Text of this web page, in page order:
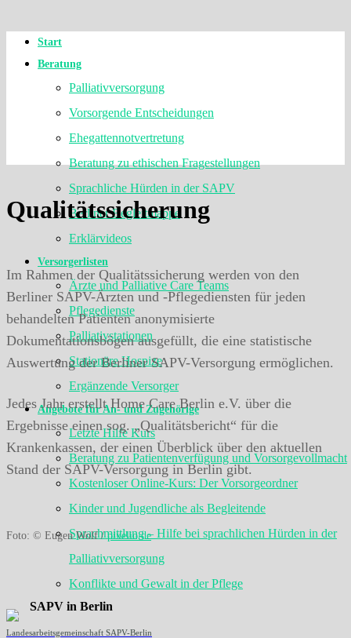
Start
Beratung
Palliativversorgung
Vorsorgende Entscheidungen
Ehegattennotvertretung
Beratung zu ethischen Fragestellungen
Sprachliche Hürden in der SAPV
Berliner Begleitmappe
Erklärvideos
Versorgerlisten
Ärzte und Palliative Care Teams
Pflegedienste
Palliativstationen
Stationäre Hospize
Ergänzende Versorger
Angebote für An- und Zugehörige
Letzte Hilfe Kurs
Beratung zu Patientenverfügung und Vorsorgevollmacht
Kostenloser Online-Kurs: Der Vorsorgeordner
Kinder und Jugendliche als Begleitende
Sprachmittlung – Hilfe bei sprachlichen Hürden in der
Palliativversorgung
Konflikte und Gewalt in der Pflege
Landesarbeitsgemeinschaft SAPV-Berlin
Qualitätssicherung
Im Rahmen der Qualitätssicherung werden von den
Berliner SAPV-Ärzten und -Pflegediensten für jeden
behandelten Patienten anonymisierte
Dokumentationsbögen ausgefüllt, die eine statistische
Auswertung der Berliner SAPV-Versorgung ermöglichen.
Jedes Jahr erstellt Home Care Berlin e.V. über die
Ergebnisse einen sog. „Qualitätsbericht“ für die
Krankenkassen, der einen Überblick über den aktuellen
Stand der SAPV-Versorgung in Berlin gibt.
Foto: © Eugen Wolf /pixelio.de
SAPV in Berlin